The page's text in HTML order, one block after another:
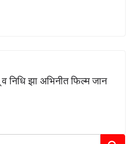
झा अभिनीत फिल्म जान